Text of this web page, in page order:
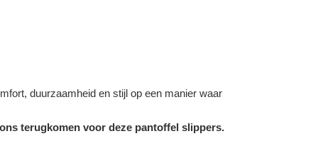
duurzaamheid en stijl op een manier waar
terugkomen voor deze pantoffel slippers.